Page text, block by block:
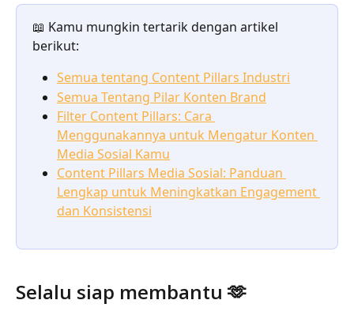
📖 Kamu mungkin tertarik dengan artikel
berikut:
Semua tentang Content Pillars Industri
Semua Tentang Pilar Konten Brand
Filter Content Pillars: Cara
Menggunakannya untuk Mengatur Konten
Media Sosial Kamu
Content Pillars Media Sosial: Panduan
Lengkap untuk Meningkatkan Engagement
dan Konsistensi
Selalu siap membantu 🫶